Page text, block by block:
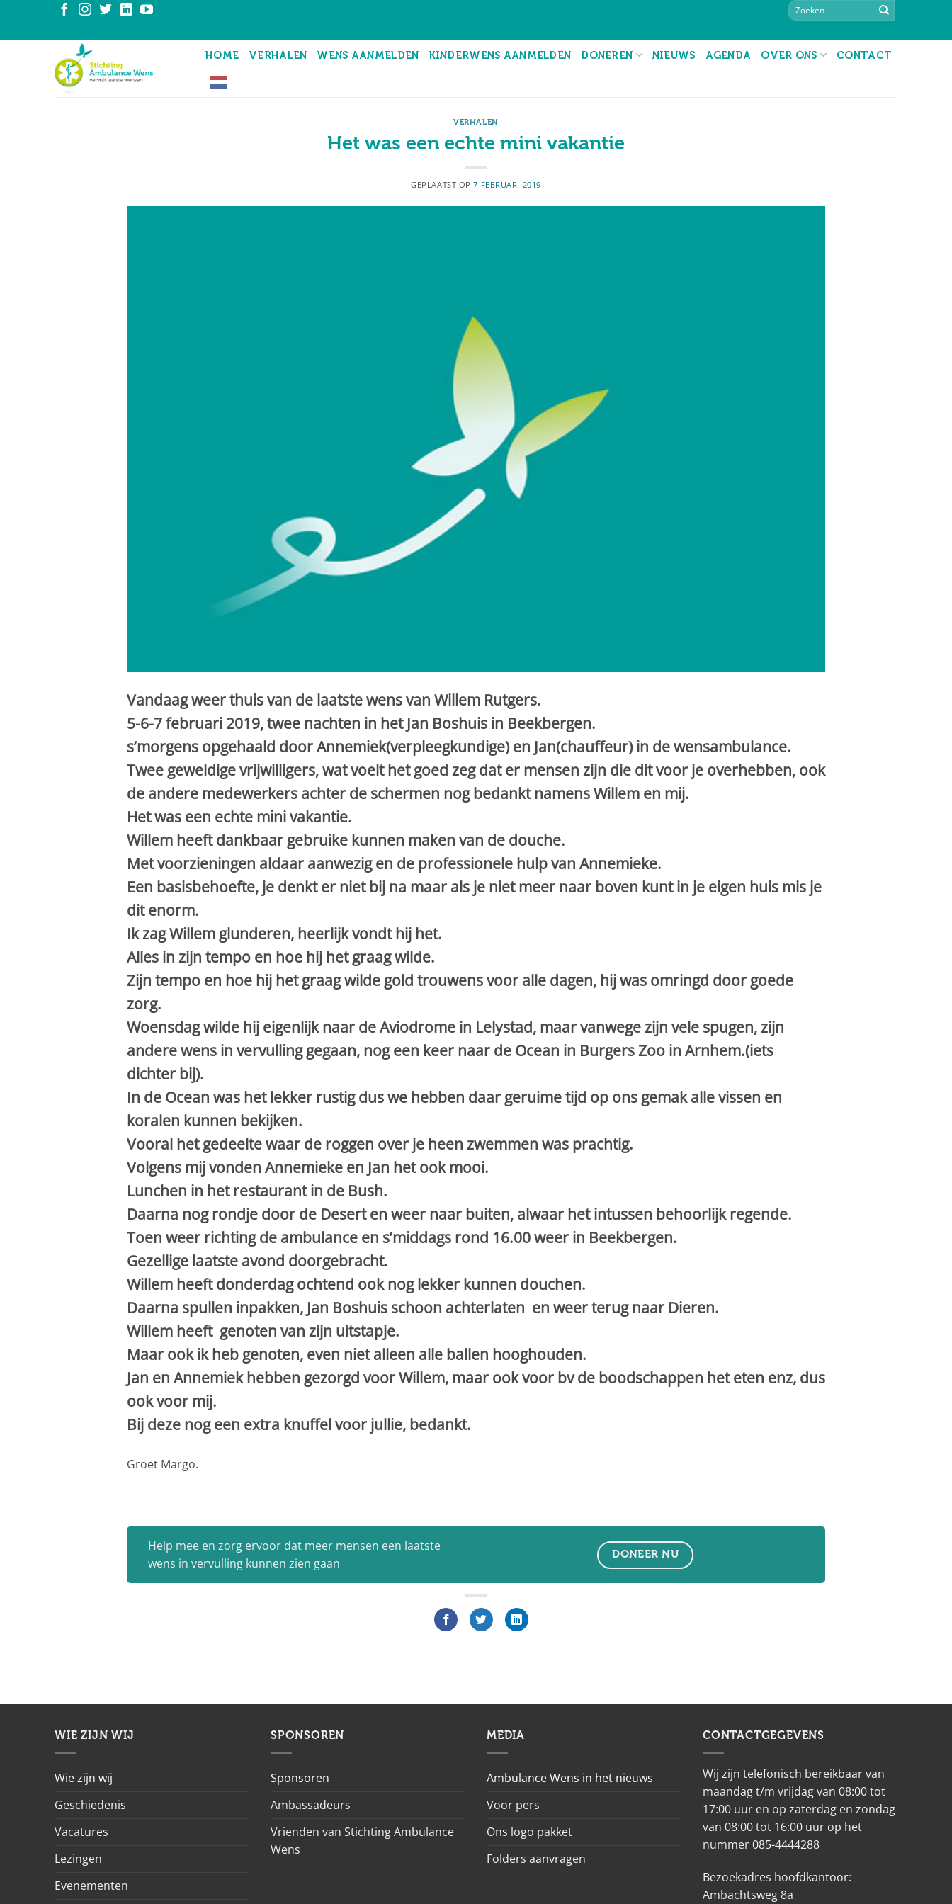
inhoud
HOME VERHALEN WENS AANMELDEN KINDERWENS AANMELDEN DONEREN NIEUWS AGENDA OVER ONS CONTACT
VERHALEN
Het was een echte mini vakantie
GEPLAATST OP7 FEBRUARI 2019
Vandaag weer thuis van de laatste wens van Willem Rutgers.
5-6-7 februari 2019, twee nachten in het Jan Boshuis in Beekbergen.
s’morgens opgehaald door Annemiek(verpleegkundige) en Jan(chauffeur) in de wensambulance.
Twee geweldige vrijwilligers, wat voelt het goed zeg dat er mensen zijn die dit voor je overhebben, ook
de andere medewerkers achter de schermen nog bedankt namens Willem en mij.
Het was een echte mini vakantie.
Willem heeft dankbaar gebruike kunnen maken van de douche.
Met voorzieningen aldaar aanwezig en de professionele hulp van Annemieke.
Een basisbehoefte, je denkt er niet bij na maar als je niet meer naar boven kunt in je eigen huis mis je
dit enorm.
Ik zag Willem glunderen, heerlijk vondt hij het.
Alles in zijn tempo en hoe hij het graag wilde.
Zijn tempo en hoe hij het graag wilde gold trouwens voor alle dagen, hij was omringd door goede
zorg.
Woensdag wilde hij eigenlijk naar de Aviodrome in Lelystad, maar vanwege zijn vele spugen, zijn
andere wens in vervulling gegaan, nog een keer naar de Ocean in Burgers Zoo in Arnhem.(iets
dichter bij).
In de Ocean was het lekker rustig dus we hebben daar geruime tijd op ons gemak alle vissen en
koralen kunnen bekijken.
Vooral het gedeelte waar de roggen over je heen zwemmen was prachtig.
Volgens mij vonden Annemieke en Jan het ook mooi.
Lunchen in het restaurant in de Bush.
Daarna nog rondje door de Desert en weer naar buiten, alwaar het intussen behoorlijk regende.
Toen weer richting de ambulance en s’middags rond 16.00 weer in Beekbergen.
Gezellige laatste avond doorgebracht.
Willem heeft donderdag ochtend ook nog lekker kunnen douchen.
Daarna spullen inpakken, Jan Boshuis schoon achterlaten en weer terug naar Dieren.
Willem heeft genoten van zijn uitstapje.
Maar ook ik heb genoten, even niet alleen alle ballen hooghouden.
Jan en Annemiek hebben gezorgd voor Willem, maar ook voor bv de boodschappen het eten enz, dus
ook voor mij.
Bij deze nog een extra knuffel voor jullie, bedankt.
Groet Margo.
Help mee en zorg ervoor dat meer mensen een laatste
wens in vervulling kunnen zien gaan
DONEER NU
WIE ZIJN WIJ
Wie zijn wij
Geschiedenis
Vacatures
Lezingen
Evenementen
SPONSOREN
Sponsoren
Ambassadeurs
Vrienden van Stichting Ambulance
Wens
MEDIA
Ambulance Wens in het nieuws
Voor pers
Ons logo pakket
Folders aanvragen
CONTACTGEGEVENS
Wij zijn telefonisch bereikbaar van
maandag t/m vrijdag van 08:00 tot
17:00 uur en op zaterdag en zondag
van 08:00 tot 16:00 uur op het
nummer 085-4444288
Bezoekadres hoofdkantoor:
Ambachtsweg 8a